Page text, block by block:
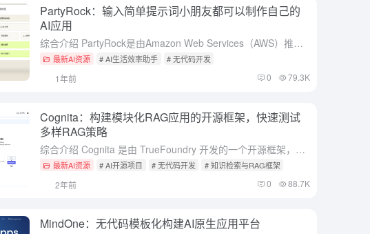
PartyRock：输入简单提示词小朋友都可以制作自己的
AI应用
综合介绍 PartyRock是由Amazon Web Services（AWS）推出的一款无需编程技能便可创建AI应用的平台。它基于Amazon Bedrock，为用户提供了一个直观、易用的界面，通过...
最新AI资源 # AI生活效率助手 # 无代码开发
1年前 0 79.3K
Cognita：构建模块化RAG应用的开源框架，快速测试
多样RAG策略
综合介绍 Cognita 是由 TrueFoundry 开发的一个开源框架，旨在简化基于 RAG（Retrieval-Augmented Generation）的应用开发。该框架提供了一个结构化的、模...
最新AI资源 # AI开源项目 # 无代码开发 # 知识检索与RAG框架
2年前 0 88.7K
MindOne：无代码模板化构建AI原生应用平台